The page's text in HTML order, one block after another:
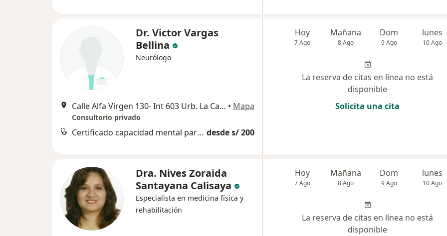
Dr. Victor Vargas
Bellina
Neurólogo
Calle Alfa Virgen 130- Int 603 Urb. La Calera Surquillo, Lima • Mapa
Consultorio privado
Certificado capacidad mental para trámites legales desde s/ 200
Hoy
7 Ago
Mañana
8 Ago
Dom
9 Ago
lunes
10 Ago
La reserva de citas en línea no está
disponible
Solicita una cita
Dra. Nives Zoraida
Santayana Calisaya
Especialista en medicina física y
rehabilitación
Hoy
7 Ago
Mañana
8 Ago
Dom
9 Ago
lunes
10 Ago
La reserva de citas en línea no está
disponible